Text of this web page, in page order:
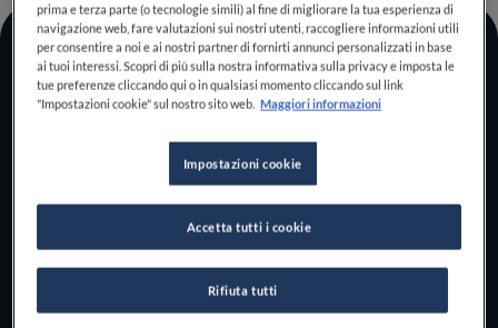
Home
Log In
Scopri il vero
foodie che è in te
UNISCITI
prima e terza parte (o tecnologie simili) al fine di migliorare la tua esperienza di
navigazione web, fare valutazioni sui nostri utenti, raccogliere informazioni utili
per consentire a noi e ai nostri partner di fornirti annunci personalizzati in base
ai tuoi interessi. Scopri di più sulla nostra informativa sulla privacy e imposta le
tue preferenze cliccando qui o in qualsiasi momento cliccando sul link
"Impostazioni cookie" sul nostro sito web. Maggiori informazioni
Impostazioni cookie
Rifiuta tutti
Accetta tutti i cookie